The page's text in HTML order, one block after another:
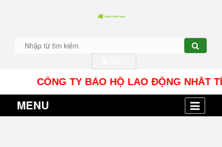
CÔNG TY BẢO HỘ LAO ĐỘNG NHÂT
MENU